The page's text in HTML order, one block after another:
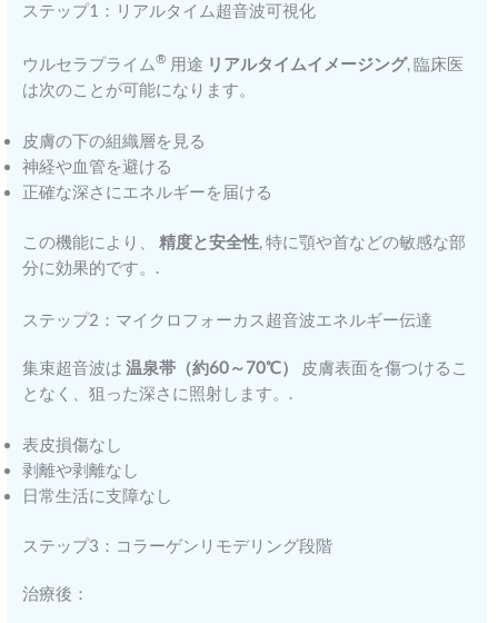
ステップ1：リアルタイム超音波可視化
ウルセラプライム® 用途 リアルタイムイメージング, 臨床医
は次のことが可能になります。
皮膚の下の組織層を見る
神経や血管を避ける
正確な深さにエネルギーを届ける
この機能により、精度と安全性, 特に顎や首などの敏感な部
分に効果的です。.
ステップ2：マイクロフォーカス超音波エネルギー伝達
集束超音波は温泉帯（約60～70℃）
皮膚表面を傷つけるこ
となく、狙った深さに照射します。.
表皮損傷なし
剥離や剥離なし
日常生活に支障なし
ステップ3：コラーゲンリモデリング段階
治療後：